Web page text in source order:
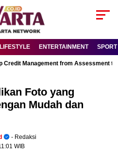
LIFESTYLE ENTERTAINMENT SPORT
Credit Management from Assessment
Foto yang
Mudah dan
- Redaksi
WIB